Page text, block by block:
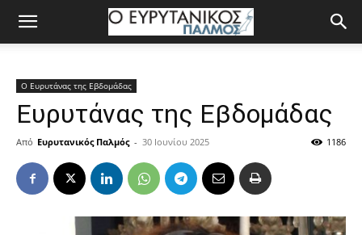
Ο Ευρυτάνας της Εβδομάδας
Ευρυτάνας της Εβδομάδας
Από Ευρυτανικός Παλμός - 30 Ιουνίου 2025 1186